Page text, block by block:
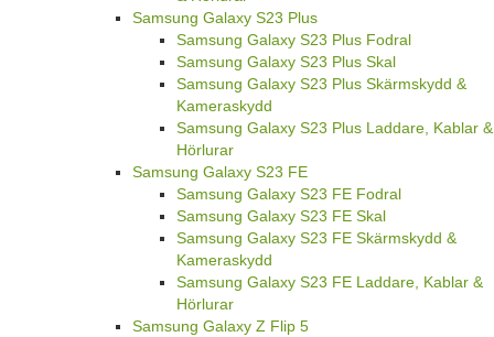
Samsung Galaxy S23 Plus
Samsung Galaxy S23 Plus Fodral
Samsung Galaxy S23 Plus Skal
Samsung Galaxy S23 Plus Skärmskydd &
Kameraskydd
Samsung Galaxy S23 Plus Laddare, Kablar &
Hörlurar
Samsung Galaxy S23 FE
Samsung Galaxy S23 FE Fodral
Samsung Galaxy S23 FE Skal
Samsung Galaxy S23 FE Skärmskydd &
Kameraskydd
Samsung Galaxy S23 FE Laddare, Kablar &
Hörlurar
Samsung Galaxy Z Flip 5